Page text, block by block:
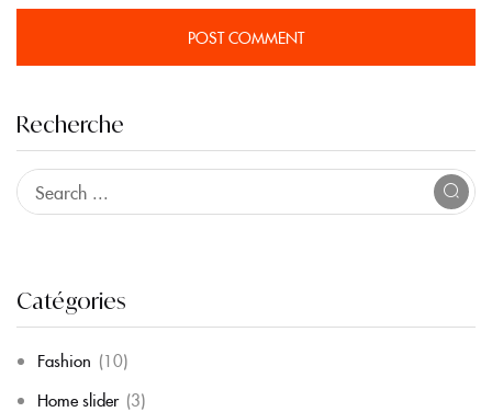
Recherche
Catégories
Fashion (10)
Home slider (3)